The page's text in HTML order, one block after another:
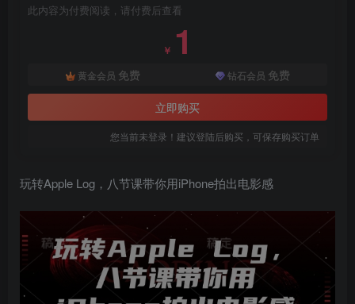
此内容为付费阅读，请付费后查看
￥ 1
黄金会员 免费 钻石会员 免费
立即购买
您当前未登录！建议登陆后购买，可保存购买订单
玩转Apple Log，八节课带你用iPhone拍出电影感